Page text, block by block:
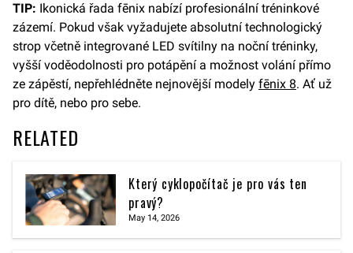
TIP: Ikonická řada fēnix nabízí profesionální tréninkové
zázemí. Pokud však vyžadujete absolutní technologický
strop včetně integrované LED svítilny na noční tréninky,
vyšší voděodolnosti pro potápění a možnost volání přímo
ze zápěstí, nepřehlédněte nejnovější modely fēnix 8. Ať už
pro dítě, nebo pro sebe.
RELATED
Který cyklopočítač je pro vás ten
pravý?
May 14, 2026